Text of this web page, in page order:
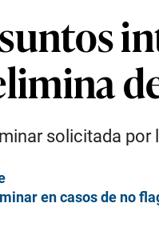
solicitada
en casos de no